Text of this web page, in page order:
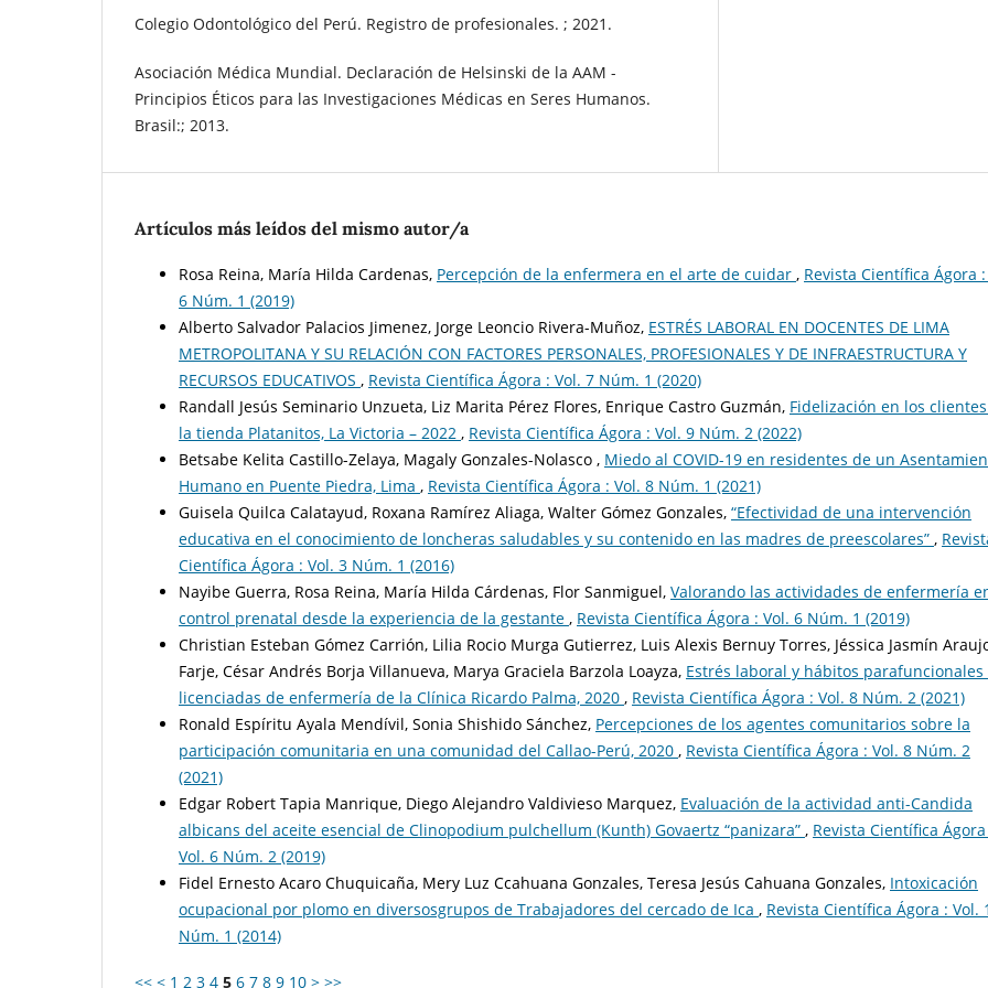
Colegio Odontológico del Perú. Registro de profesionales. ; 2021.
Asociación Médica Mundial. Declaración de Helsinski de la AAM -
Principios Éticos para las Investigaciones Médicas en Seres Humanos.
Brasil:; 2013.
Artículos más leídos del mismo autor/a
Rosa Reina, María Hilda Cardenas, Percepción de la enfermera en el arte de cuidar , Revista Científica Ágora :
6 Núm. 1 (2019)
Alberto Salvador Palacios Jimenez, Jorge Leoncio Rivera-Muñoz, ESTRÉS LABORAL EN DOCENTES DE LIMA
METROPOLITANA Y SU RELACIÓN CON FACTORES PERSONALES, PROFESIONALES Y DE INFRAESTRUCTURA Y
RECURSOS EDUCATIVOS , Revista Científica Ágora : Vol. 7 Núm. 1 (2020)
Randall Jesús Seminario Unzueta, Liz Marita Pérez Flores, Enrique Castro Guzmán, Fidelización en los
la tienda Platanitos, La Victoria – 2022 , Revista Científica Ágora : Vol. 9 Núm. 2 (2022)
Betsabe Kelita Castillo-Zelaya, Magaly Gonzales-Nolasco , Miedo al COVID-19 en residentes de un
Humano en Puente Piedra, Lima , Revista Científica Ágora : Vol. 8 Núm. 1 (2021)
Guisela Quilca Calatayud, Roxana Ramírez Aliaga, Walter Gómez Gonzales, “Efectividad de una intervención
educativa en el conocimiento de loncheras saludables y su contenido en las madres de preescolares” ,
Científica Ágora : Vol. 3 Núm. 1 (2016)
Nayibe Guerra, Rosa Reina, María Hilda Cárdenas, Flor Sanmiguel, Valorando las actividades de enfermería
control prenatal desde la experiencia de la gestante , Revista Científica Ágora : Vol. 6 Núm. 1 (2019)
Christian Esteban Gómez Carrión, Lilia Rocio Murga Gutierrez, Luis Alexis Bernuy Torres, Jéssica Jasmín
Farje, César Andrés Borja Villanueva, Marya Graciela Barzola Loayza, Estrés laboral y hábitos parafuncionales
licenciadas de enfermería de la Clínica Ricardo Palma, 2020 , Revista Científica Ágora : Vol. 8 Núm. 2 (2021)
Ronald Espíritu Ayala Mendívil, Sonia Shishido Sánchez, Percepciones de los agentes comunitarios sobre la
participación comunitaria en una comunidad del Callao-Perú, 2020 , Revista Científica Ágora : Vol. 8 Núm. 2
(2021)
Edgar Robert Tapia Manrique, Diego Alejandro Valdivieso Marquez, Evaluación de la actividad anti-Candida
albicans del aceite esencial de Clinopodium pulchellum (Kunth) Govaertz “panizara” , Revista Científica Ágora
Vol. 6 Núm. 2 (2019)
Fidel Ernesto Acaro Chuquicaña, Mery Luz Ccahuana Gonzales, Teresa Jesús Cahuana Gonzales, Intoxicación
ocupacional por plomo en diversosgrupos de Trabajadores del cercado de Ica , Revista Científica Ágora : Vol. 1
Núm. 1 (2014)
<< < 1 2 3 4 5 6 7 8 9 10 > >>